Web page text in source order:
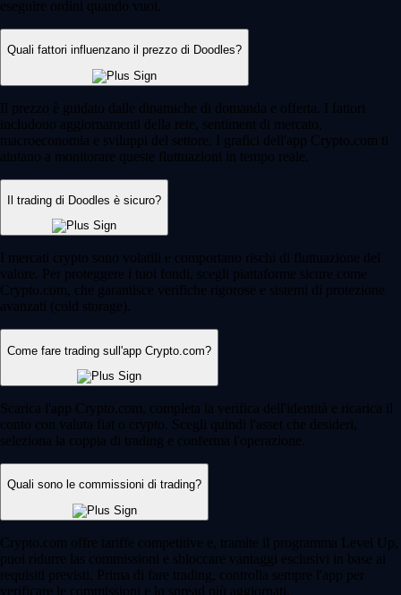
eseguire ordini quando vuoi.
Quali fattori influenzano il prezzo di Doodles?
Il prezzo è guidato dalle dinamiche di domanda e offerta. I fattori
includono aggiornamenti della rete, sentiment di mercato,
macroeconomia e sviluppi del settore. I grafici dell'app Crypto.com ti
aiutano a monitorare queste fluttuazioni in tempo reale.
Il trading di Doodles è sicuro?
I mercati crypto sono volatili e comportano rischi di fluttuazione del
valore. Per proteggere i tuoi fondi, scegli piattaforme sicure come
Crypto.com, che garantisce verifiche rigorose e sistemi di protezione
avanzati (cold storage).
Come fare trading sull'app Crypto.com?
Scarica l'app Crypto.com, completa la verifica dell'identità e ricarica il
conto con valuta fiat o crypto. Scegli quindi l'asset che desideri,
seleziona la coppia di trading e conferma l'operazione.
Quali sono le commissioni di trading?
Crypto.com offre tariffe competitive e, tramite il programma Level Up,
puoi ridurre las commissioni e sbloccare vantaggi esclusivi in base ai
requisiti previsti. Prima di fare trading, controlla sempre l'app per
verificare le commissioni e lo spread più aggiornati.